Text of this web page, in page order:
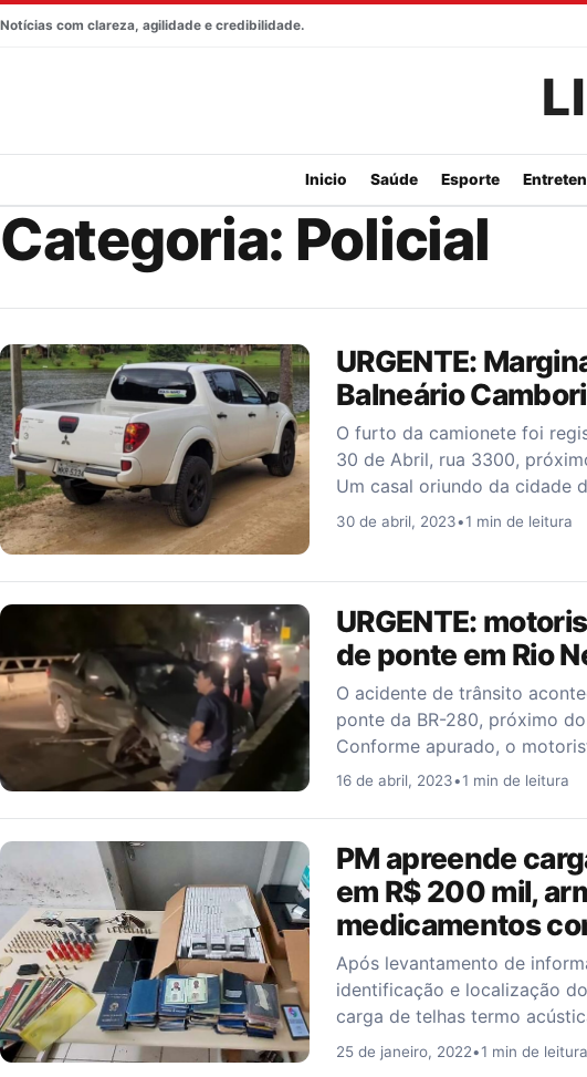
Notícias com clareza, agilidade e credibilidade.
Inicio Saúde Esporte
Categoria: Policial
URGENTE:
Balneário
O furto da camionete foi
30 de Abril, rua 3300,
Um casal oriundo da cidade
30 de abril, 2023•1 min de leitura
URGENTE:
de ponte em Rio
O acidente de trânsito
ponte da BR-280, próximo
Conforme apurado, o
16 de abril, 2023•1 min de leitura
PM apreende
em R$ 200 mil,
medicamentos
Após levantamento de
identificação e localização
carga de telhas termo
25 de janeiro, 2022•1 min de leitura